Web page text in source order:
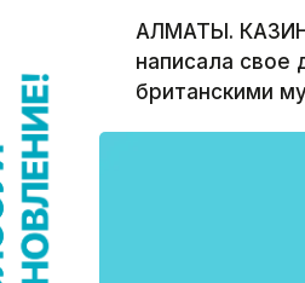
АЛМАТЫ.
написала свое
британскими